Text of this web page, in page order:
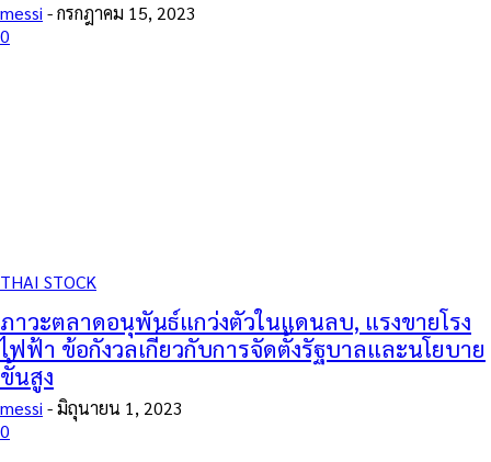
messi -กรกฎาคม 15, 2023
0
THAI STOCK
ภาวะตลาดอนุพันธ์แกว่งตัวในแดนลบ, แรงขายโรง
ไฟฟ้า ข้อกังวลเกี่ยวกับการจัดตั้งรัฐบาลและนโยบาย
ขั้นสูง
messi -มิถุนายน 1, 2023
0